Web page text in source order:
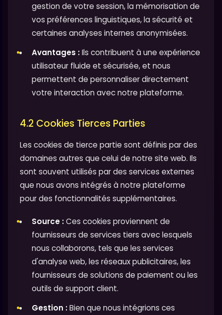
gestion de votre session, la mémorisation de
vos préférences linguistiques, la sécurité et
certaines analyses internes anonymisées.
Avantages :Ils contribuent à une expérience
utilisateur fluide et sécurisée, et nous
permettent de personnaliser directement
votre interaction avec notre plateforme.
4.2 Cookies Tierces Parties
Les cookies de tierce partie sont définis par des
domaines autres que celui de notre site web. Ils
sont souvent utilisés par des services externes
que nous avons intégrés à notre plateforme
pour des fonctionnalités supplémentaires.
Source :Ces cookies proviennent de
fournisseurs de services tiers avec lesquels
nous collaborons, tels que les services
d'analyse web, les réseaux publicitaires, les
fournisseurs de solutions de paiement ou les
outils de support client.
Gestion :Bien que nous intégrions ces